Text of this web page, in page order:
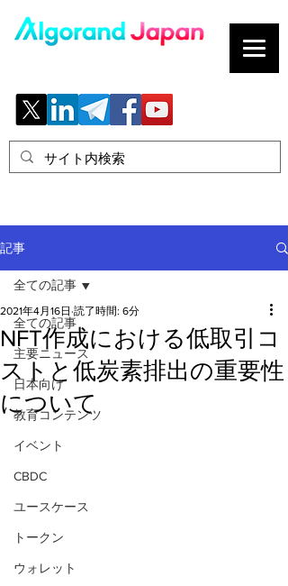
記事
全ての記事
主要ニュース
日本向け
教育コンテンツ
イベント
CBDC
ユースケース
トークン
ウォレット
全ての記事
NFT作成における低取引コ
ストと低炭素排出の重要性
について
2021年4月16日 読了時間: 6分